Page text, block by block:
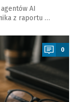
AI
z raportu …
0